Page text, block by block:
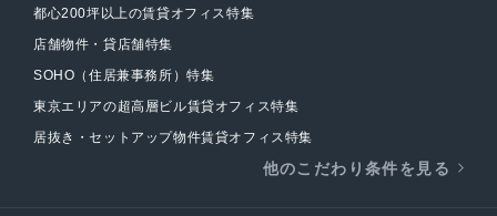
都心200坪以上の賃貸オフィス特集
店舗物件・貸店舗特集
SOHO（住居兼事務所）特集
東京エリアの超高層ビル賃貸オフィス特集
居抜き・セットアップ物件賃貸オフィス特集
他のこだわり条件を見る